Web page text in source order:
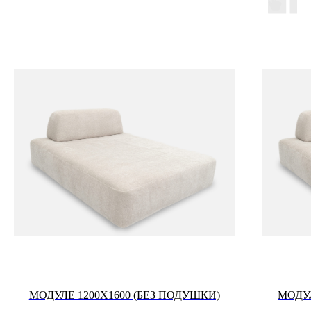
МОДУЛЕ 1200Х1600 (БЕЗ ПОДУШКИ)